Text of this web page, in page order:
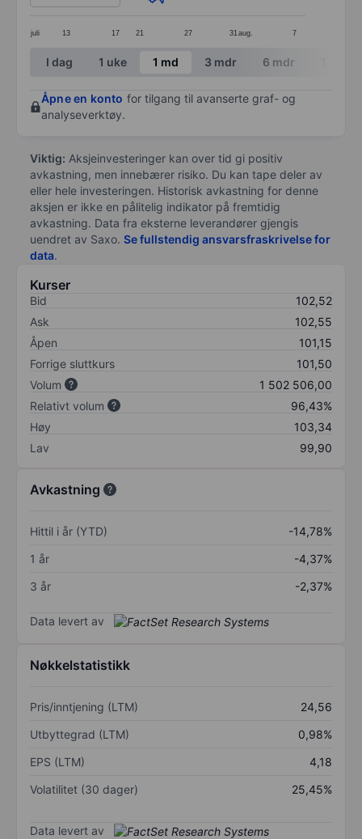
juli 13 17 21 27 31 aug. 7
End of interactive chart.
I dag 1 uke 1 md 3 mdr 6 mdr
Åpne en konto for tilgang til avanserte graf- og
analyseverktøy.
Viktig: Aksjeinvesteringer kan over tid gi positiv
avkastning, men innebærer risiko. Du kan tape deler av
eller hele investeringen. Historisk avkastning for denne
aksjen er ikke en pålitelig indikator på fremtidig
avkastning. Data fra eksterne leverandører gjengis
uendret av Saxo. Se fullstendig ansvarsfraskrivelse for
data.
Kurser
Bid
102,52
Ask
102,55
Åpen
101,15
Forrige sluttkurs
101,50
Volum
1 502 506,00
Relativt volum
96,43%
Høy
103,34
Lav
99,90
Avkastning
Hittil i år (YTD)
-14,78%
1 år
-4,37%
3 år
-2,37%
Data levert av
Nøkkelstatistikk
Pris/inntjening (LTM)
24,56
Utbyttegrad (LTM)
0,98%
EPS (LTM)
4,18
Volatilitet (30 dager)
25,45%
Data levert av